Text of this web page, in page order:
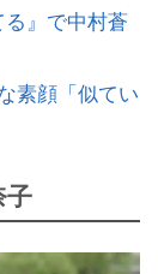
』で中村蒼
素顔「似てい
子